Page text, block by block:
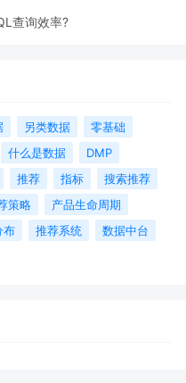
查询效率?
另类数据
零基础
什么是数据
DMP
推荐 指标
搜索推荐
策略
产品生命周期
布 推荐系统
数据中台